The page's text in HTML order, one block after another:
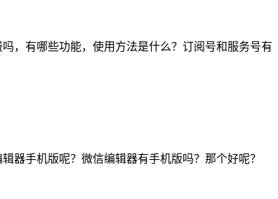
，有哪些功能，使用方法是什么？订阅号和服务号有
器手机版呢？微信编辑器有手机版吗？那个好呢？